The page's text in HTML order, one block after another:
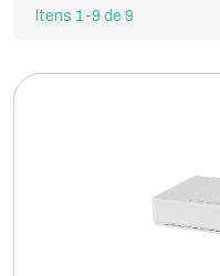
Itens 1-9 de 9